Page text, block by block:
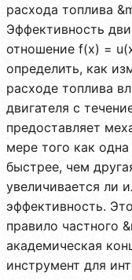
расхода топлива
Эффективность
отношение f(x) =
определить, как
расходе топлива
двигателя с
предоставляет
мере того как
быстрее, чем
увеличивается ли
эффективность.
правило частного
академическая
инструмент для